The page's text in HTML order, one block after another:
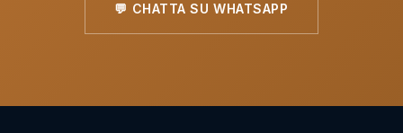
💬 CHATTA SU WHATSAPP